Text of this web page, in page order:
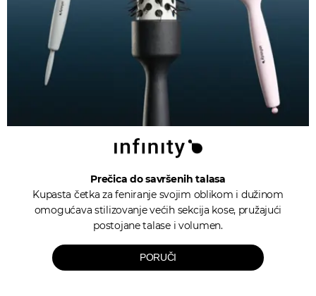
Prečica do savršenih talasa
Kupasta četka za feniranje svojim oblikom i dužinom
omogućava stilizovanje većih sekcija kose, pružajući
postojane talase i volumen.
PORUČI